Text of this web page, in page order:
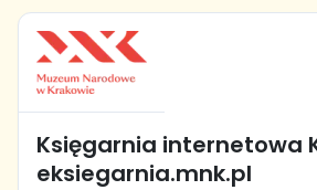
Księgarnia internetowa
eksiegarnia.mnk.pl